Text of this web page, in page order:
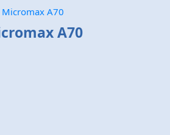
Micromax A70
A70